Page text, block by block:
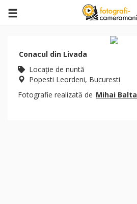
Conacul din Livada
Locaţie de nuntă
Popesti Leordeni, Bucuresti
Fotografie realizată de Mihai Balta